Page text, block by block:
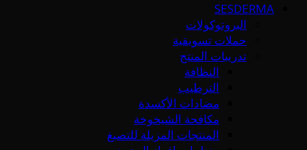
SESDERMA
البروتوكولات
حملات تسويقية
تدريبات المنتج
النظافة
الترطيب
مضادات الأكسدة
مكافحة الشيخوخة
المنتجات المزيلة للتصبغ